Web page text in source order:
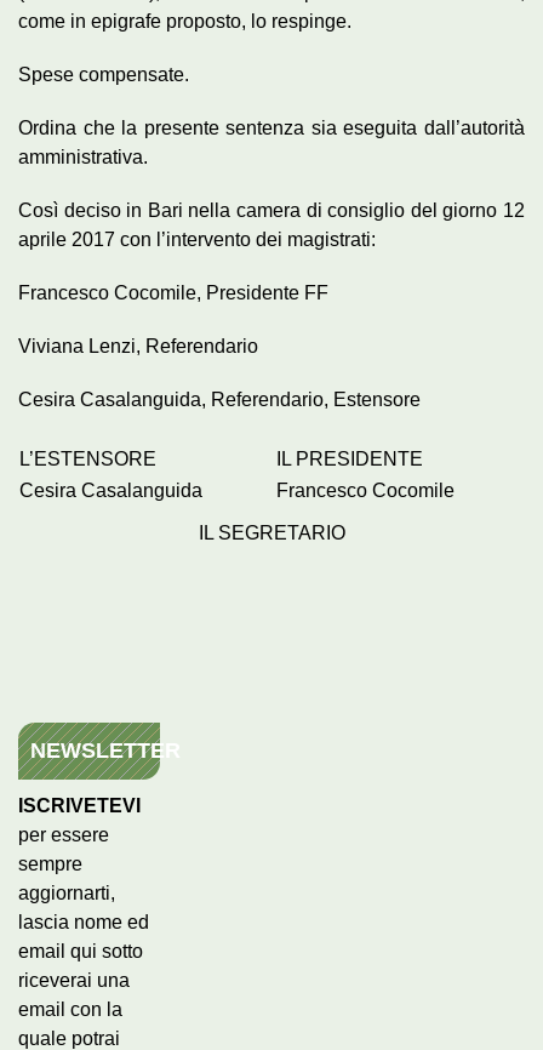
come in epigrafe proposto, lo respinge.
Spese compensate.
Ordina che la presente sentenza sia eseguita dall’autorità
amministrativa.
Così deciso in Bari nella camera di consiglio del giorno 12
aprile 2017 con l’intervento dei magistrati:
Francesco Cocomile, Presidente FF
Viviana Lenzi, Referendario
Cesira Casalanguida, Referendario, Estensore
L’ESTENSORE
IL PRESIDENTE
Cesira Casalanguida
Francesco Cocomile
IL SEGRETARIO
NEWSLETTER
ISCRIVETEVI
per essere
sempre
aggiornarti,
lascia nome ed
email qui sotto
riceverai una
email con la
quale potrai